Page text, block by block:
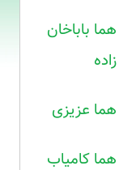
هما باباخان
زاده
هما عزیزی
هما کامیاب